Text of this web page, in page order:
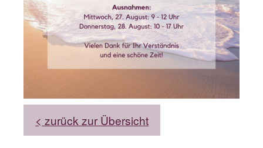
< zurück zur Übersicht